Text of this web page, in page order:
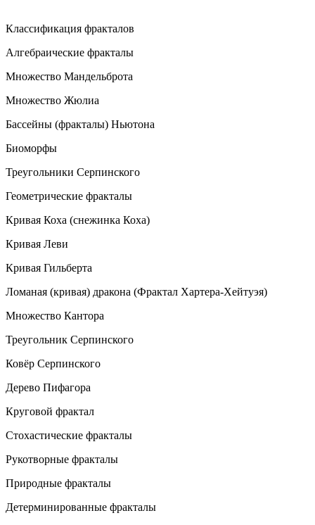
Классификация фракталов
Алгебраические фракталы
Множество Мандельброта
Множество Жюлиа
Бассейны (фракталы) Ньютона
Биоморфы
Треугольники Серпинского
Геометрические фракталы
Кривая Коха (снежинка Коха)
Кривая Леви
Кривая Гильберта
Ломаная (кривая) дракона (Фрактал Хартера-Хейтуэя)
Множество Кантора
Треугольник Серпинского
Ковёр Серпинского
Дерево Пифагора
Круговой фрактал
Стохастические фракталы
Рукотворные фракталы
Природные фракталы
Детерминированные фракталы